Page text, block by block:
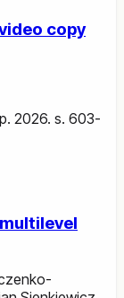
copy
2026. s. 603-